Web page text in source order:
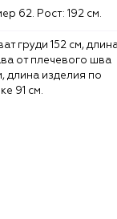
62. Рост: 192 см.
от плечевого шва
длина изделия по
91 см.